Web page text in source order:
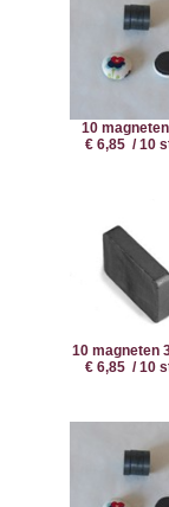
10
€ 6,85 / 10
10 magneten
€ 6,85 / 10